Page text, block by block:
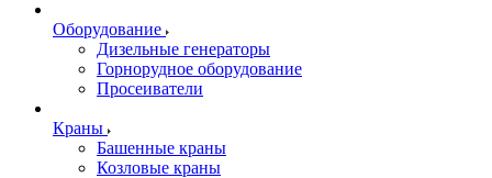
Оборудование
Дизельные генераторы
Горнорудное оборудование
Просеиватели
Краны
Башенные краны
Козловые краны